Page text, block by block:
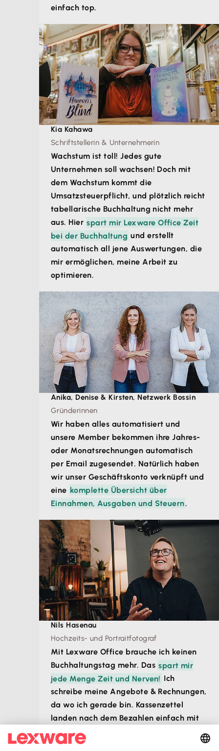
einfach top.
Kia Kahawa
Schriftstellerin & Unternehmerin
Wachstum ist toll! Jedes gute
Unternehmen soll wachsen! Doch mit
dem Wachstum kommt die
Umsatzsteuerpflicht, und plötzlich reicht
tabellarische Buchhaltung nicht mehr
aus. Hier spart mir Lexware Office Zeit
bei der Buchhaltung und erstellt
automatisch all jene Auswertungen, die
mir ermöglichen, meine Arbeit zu
optimieren.
Anika, Denise & Kirsten, Netzwerk Bossin
Gründerinnen
Wir haben alles automatisiert und
unsere Member bekommen ihre Jahres-
oder Monatsrechnungen automatisch
per Email zugesendet. Natürlich haben
wir unser Geschäftskonto verknüpft und
eine komplette Übersicht über
Einnahmen, Ausgaben und Steuern.
Nils Hasenau
Hochzeits- und Portraitfotograf
Mit Lexware Office brauche ich keinen
Buchhaltungstag mehr. Das spart mir
jede Menge Zeit und Nerven! Ich
schreibe meine Angebote & Rechnungen,
da wo ich gerade bin. Kassenzettel
landen nach dem Bezahlen einfach mit
einem Foto in der App.